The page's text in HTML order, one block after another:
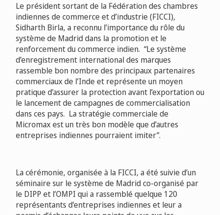
Le président sortant de la Fédération des chambres
indiennes de commerce et d’industrie (FICCI),
Sidharth Birla, a reconnu l’importance du rôle du
système de Madrid dans la promotion et le
renforcement du commerce indien. “Le système
d’enregistrement international des marques
rassemble bon nombre des principaux partenaires
commerciaux de l’Inde et représente un moyen
pratique d’assurer la protection avant l’exportation ou
le lancement de campagnes de commercialisation
dans ces pays. La stratégie commerciale de
Micromax est un très bon modèle que d’autres
entreprises indiennes pourraient imiter”.
La cérémonie, organisée à la FICCI, a été suivie d’un
séminaire sur le système de Madrid co-organisé par
le DIPP et l’OMPI qui a rassemblé quelque 120
représentants d’entreprises indiennes et leur a